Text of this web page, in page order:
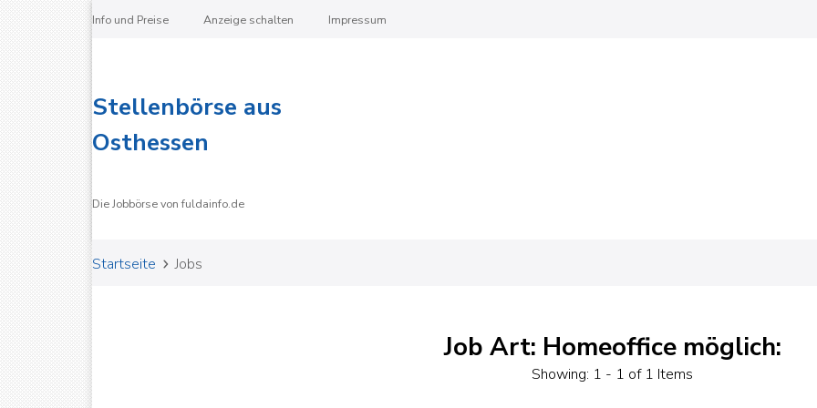
Info und Preise Anzeige schalten Impressum
Stellenbörse aus
Osthessen
Die Jobbörse von fuldainfo.de
Startseite Jobs
Job Art: Homeoffice möglich:
Showing: 1 - 1 of 1 Items